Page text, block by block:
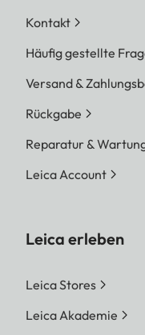
Kontakt
Häufig gestellte
Versand &
Rückgabe
Reparatur &
Leica Account
Leica erleben
Leica Stores
Leica Akademie